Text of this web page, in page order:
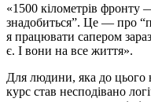
«1500 кілометрів
знадобиться”. Це — про
я працювати сапером
є. І вони на все життя».
Для людини, яка до цього
курс став несподівано